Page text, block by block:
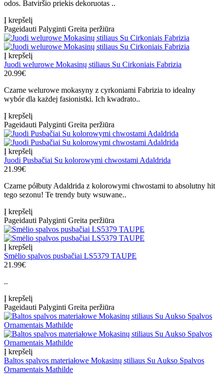
odos. Batviršio priekis dekoruotas ..
Į krepšelį
Pageidauti Palyginti Greita peržiūra
Į krepšelį
Juodi welurowe Mokasinų stiliaus Su Cirkoniais Fabrizia
20.99€
Czarne welurowe mokasyny z cyrkoniami Fabrizia to idealny
wybór dla każdej fasionistki. Ich kwadrato..
Į krepšelį
Pageidauti Palyginti Greita peržiūra
Į krepšelį
Juodi Pusbačiai Su kolorowymi chwostami Adaldrida
21.99€
Czarne półbuty Adaldrida z kolorowymi chwostami to absolutny hit
tego sezonu! Te trendy buty wsuwane..
Į krepšelį
Pageidauti Palyginti Greita peržiūra
Į krepšelį
Smėlio spalvos pusbačiai LS5379 TAUPE
21.99€
..
Į krepšelį
Pageidauti Palyginti Greita peržiūra
Į krepšelį
Baltos spalvos materiałowe Mokasinų stiliaus Su Aukso Spalvos
Ornamentais Mathilde